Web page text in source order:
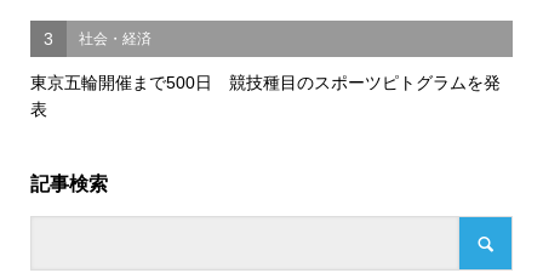
3 社会・経済
東京五輪開催まで500日 競技種目のスポーツピトグラムを発
表
記事検索